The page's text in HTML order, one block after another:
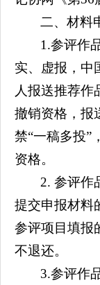
二、材料
1.参评作
实、虚报，中
人报送推荐
撤销资格，报
禁“一稿多投”
资格。
2. 参评作
提交申报材料
参评项目填报
不退还。
3.参评作